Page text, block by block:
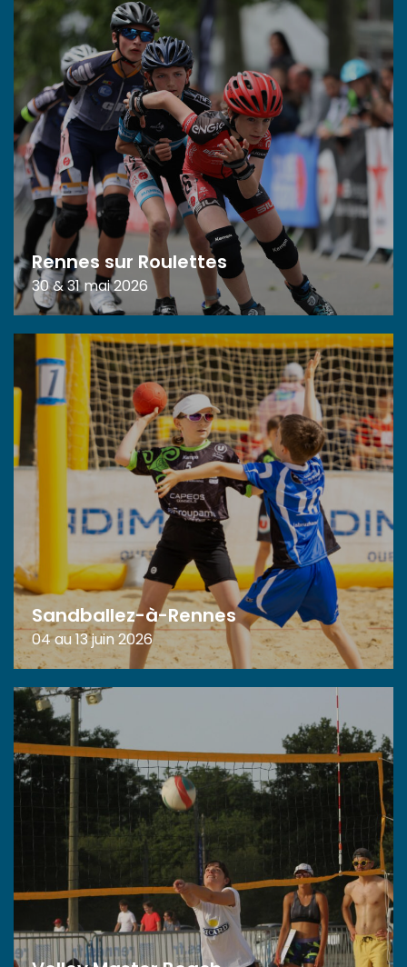
Rennes sur Roulettes
30 & 31 mai 2026
Sandballez-à-Rennes
04 au 13 juin 2026